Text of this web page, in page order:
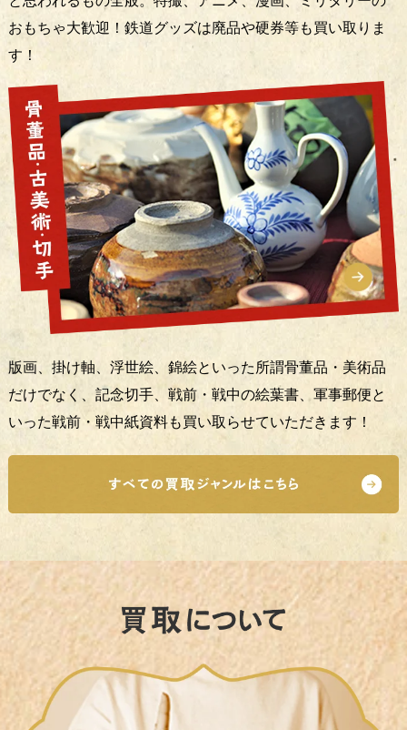
おもちゃ大歓迎！鉄道グッズは廃品や硬券等も買い取りま
す！
版画、掛け軸、浮世絵、錦絵といった所謂骨董品・美術品
だけでなく、記念切手、戦前・戦中の絵葉書、軍事郵便と
いった戦前・戦中紙資料も買い取らせていただきます！